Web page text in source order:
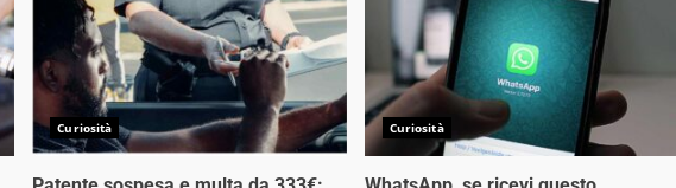
Curiosità Curiosità